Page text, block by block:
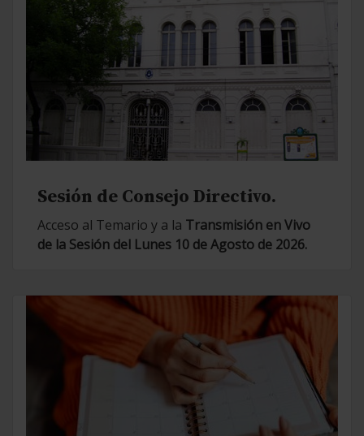
Sesión de Consejo Directivo.
Acceso al Temario y a la Transmisión en Vivo
de la Sesión del Lunes 10 de Agosto de 2026.